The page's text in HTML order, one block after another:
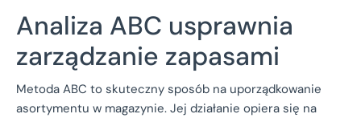
Analiza ABC usprawnia
zarządzanie zapasami
Metoda ABC to skuteczny sposób na uporządkowanie
asortymentu w magazynie. Jej działanie opiera się na